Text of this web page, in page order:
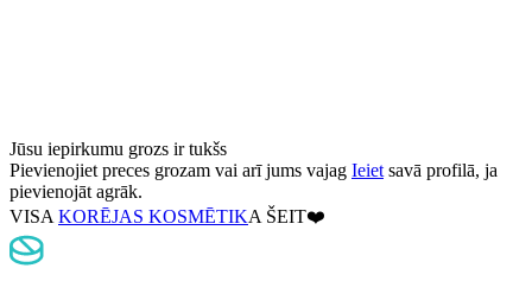
Jūsu iepirkumu grozs ir tukšs
Pievienojiet preces grozam vai arī jums vajag Ieiet savā profilā, ja
pievienojāt agrāk.
VISA KORĒJAS KOSMĒTIKA ŠEIT❤️